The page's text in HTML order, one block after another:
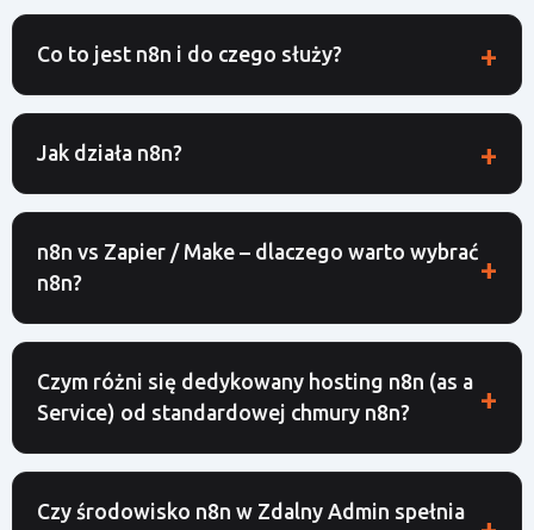
Co to jest n8n i do czego służy?
Jak działa n8n?
n8n vs Zapier / Make – dlaczego warto wybrać
n8n?
Czym różni się dedykowany hosting n8n (as a
Service) od standardowej chmury n8n?
Czy środowisko n8n w Zdalny Admin spełnia